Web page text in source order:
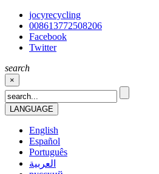
jocyrecycling
008613772508206
Facebook
Twitter
search
×
LANGUAGE
English
Español
Português
العربية